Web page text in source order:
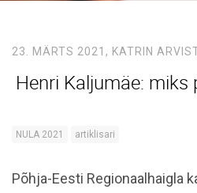
23. MÄRTS 2021, KATRIN
Henri Kaljumäe:
NULA 2021 artiklisari
Põhja-Eesti Regionaalhaigla